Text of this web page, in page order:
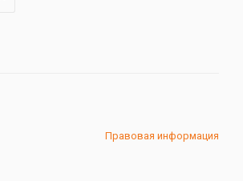
Правовая информация